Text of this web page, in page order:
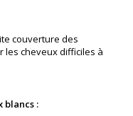
couverture des
les cheveux difficiles à
blancs :